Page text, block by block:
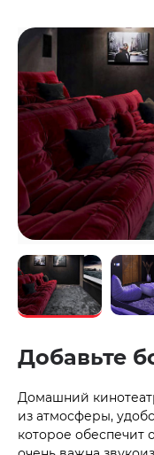
Добавьте
Домашний
из атмосферы,
которое обеспечит